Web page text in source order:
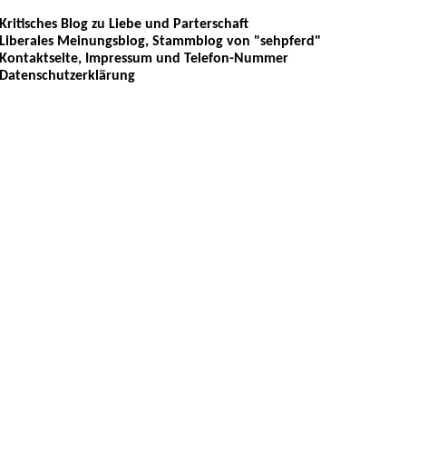
Kritisches Blog zu Liebe und Parterschaft
Liberales Meinungsblog, Stammblog von "sehpferd"
Kontaktseite, Impressum und Telefon-Nummer
Datenschutzerklärung